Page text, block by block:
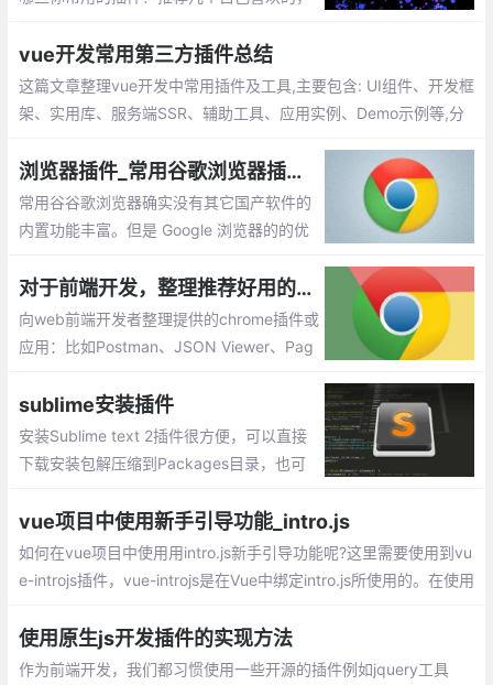
实用、前端必备的插件集
vue开发常用第三方插件总结
这篇文章整理vue开发中常用插件及工具,主要包含: UI组件、开发框
架、实用库、服务端SSR、辅助工具、应用实例、Demo示例等,分
浏览器插件_常用谷歌浏览器插件推荐
常用谷谷歌浏览器确实没有其它国产软件的
内置功能丰富。但是 Google 浏览器的的优
持众多强大好用的扩展程序，用户能够按照
自己的喜好去个性化定制浏览器。今天我就
给大家介绍几款自己常用的插件。
对于前端开发，整理推荐好用的chrome插件或应用
向web前端开发者整理提供的chrome插件或
应用：比如Postman、JSON Viewer、Pag
sublime安装插件
安装Sublime text 2插件很方便，可以直接
下载安装包解压缩到Packages目录，也可
线安装
vue项目中使用新手引导功能_intro.js
如何在vue项目中使用用intro.js新手引导功能呢?这里需要使用到vu
e-introjs插件，vue-introjs是在Vue中绑定intro.js所使用的。在使用
使用原生js开发插件的实现方法
作为前端开发，我们都习惯使用一些开源的插件例如jquery工具